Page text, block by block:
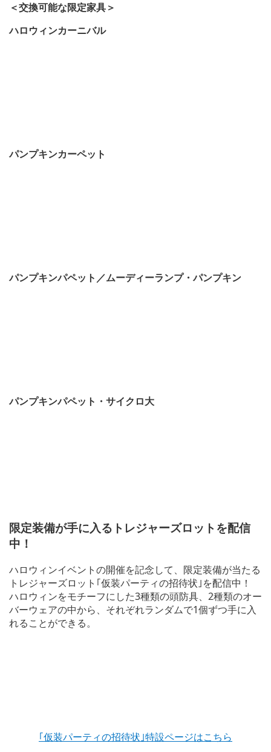
＜交換可能な限定家具＞
ハロウィンカーニバル
パンプキンカーペット
パンプキンパペット／ムーディーランプ・パンプキン
パンプキンパペット・サイクロ大
限定装備が手に入るトレジャーズロットを配信
中！
ハロウィンイベントの開催を記念して、限定装備が当たる
トレジャーズロット｢仮装パーティの招待状｣を配信中！
ハロウィンをモチーフにした3種類の頭防具、2種類のオー
バーウェアの中から、それぞれランダムで1個ずつ手に入
れることができる。
｢仮装パーティの招待状｣特設ページはこちら